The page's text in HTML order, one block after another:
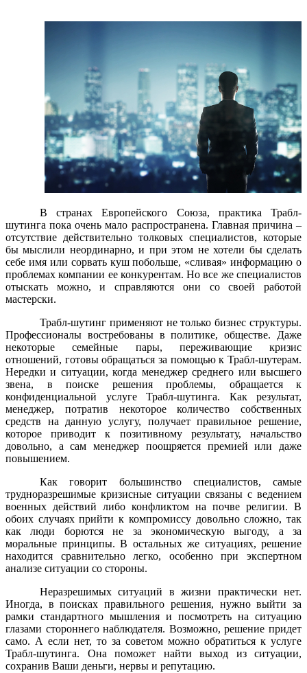
В странах Европейского Союза, практика Трабл-
шутинга пока очень мало распространена. Главная причина –
отсутствие действительно толковых специалистов, которые
бы мыслили неординарно, и при этом не хотели бы сделать
себе имя или сорвать куш побольше, «сливая» информацию о
проблемах компании ее конкурентам. Но все же специалистов
отыскать можно, и справляются они со своей работой
мастерски.
Трабл-шутинг применяют не только бизнес структуры.
Профессионалы востребованы в политике, обществе. Даже
некоторые семейные пары, переживающие кризис
отношений, готовы обращаться за помощью к Трабл-шутерам.
Нередки и ситуации, когда менеджер среднего или высшего
звена, в поиске решения проблемы, обращается к
конфиденциальной услуге Трабл-шутинга. Как результат,
менеджер, потратив некоторое количество собственных
средств на данную услугу, получает правильное решение,
которое приводит к позитивному результату, начальство
довольно, а сам менеджер поощряется премией или даже
повышением.
Как говорит большинство специалистов, самые
трудноразрешимые кризисные ситуации связаны с ведением
военных действий либо конфликтом на почве религии. В
обоих случаях прийти к компромиссу довольно сложно, так
как люди борются не за экономическую выгоду, а за
моральные принципы. В остальных же ситуациях, решение
находится сравнительно легко, особенно при экспертном
анализе ситуации со стороны.
Неразрешимых ситуаций в жизни практически нет.
Иногда, в поисках правильного решения, нужно выйти за
рамки стандартного мышления и посмотреть на ситуацию
глазами стороннего наблюдателя. Возможно, решение придет
само. А если нет, то за советом можно обратиться к услуге
Трабл-шутинга. Она поможет найти выход из ситуации,
сохранив Ваши деньги, нервы и репутацию.